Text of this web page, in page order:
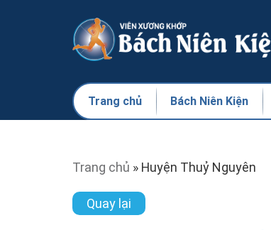
Trang chủ Bách Niên Kiện
Trang chủ » Huyện Thuỷ Nguyên
Quay lại